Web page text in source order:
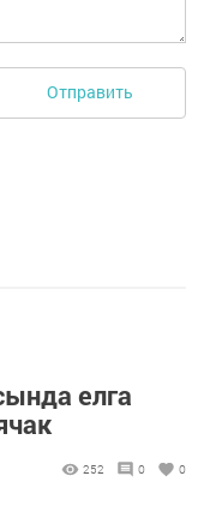
Отправить
елга
252 0 0